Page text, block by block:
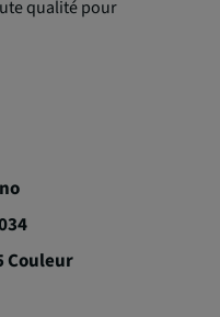
qualité pour
Couleur